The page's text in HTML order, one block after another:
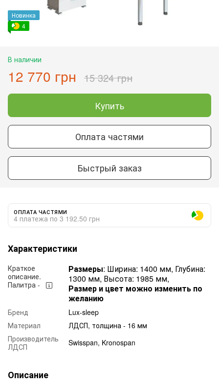
Новинка
4
В наличии
12 770 грн 15 324 грн
Купить
Оплата частями
Быстрый заказ
ОПЛАТА ЧАСТЯМИ
4 платежа по 3 192.50 грн
Характеристики
Краткое
описание.
Палитра -
Размеры: Ширина: 1400 мм, Глубина:
1300 мм, Высота: 1985 мм,
Размер и цвет можно изменить по
желанию
Бренд
Lux-sleep
Материал
ЛДСП, толщина - 16 мм
Производитель
ЛДСП
Swisspan, Kronospan
Описание